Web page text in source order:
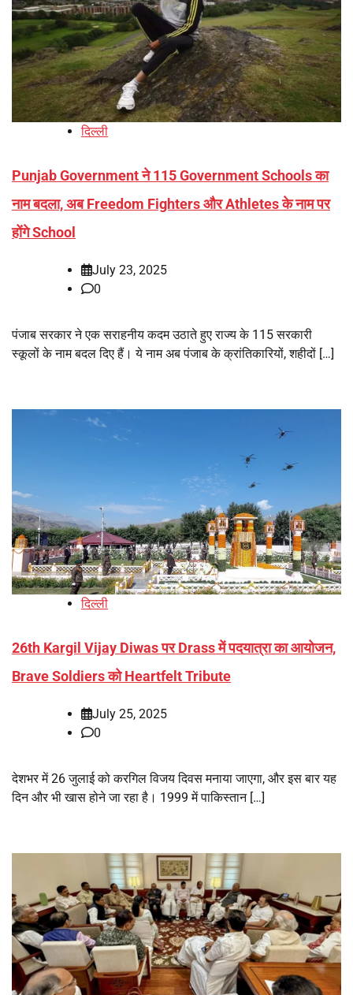
दिल्ली
Punjab Government ने 115 Government Schools का
नाम बदला, अब Freedom Fighters और Athletes के नाम पर
होंगे School
July 23, 2025
0
पंजाब सरकार ने एक सराहनीय कदम उठाते हुए राज्य के 115 सरकारी
स्कूलों के नाम बदल दिए हैं। ये नाम अब पंजाब के क्रांतिकारियों, शहीदों […]
दिल्ली
26th Kargil Vijay Diwas पर Drass में पदयात्रा का आयोजन,
Brave Soldiers को Heartfelt Tribute
July 25, 2025
0
देशभर में 26 जुलाई को करगिल विजय दिवस मनाया जाएगा, और इस बार यह
दिन और भी खास होने जा रहा है। 1999 में पाकिस्तान […]